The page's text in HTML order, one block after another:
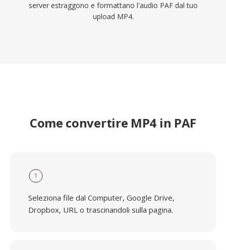
server estraggono e formattano l'audio PAF dal tuo
upload MP4.
Come convertire MP4 in PAF
1
Seleziona file dal Computer, Google Drive,
Dropbox, URL o trascinandoli sulla pagina.